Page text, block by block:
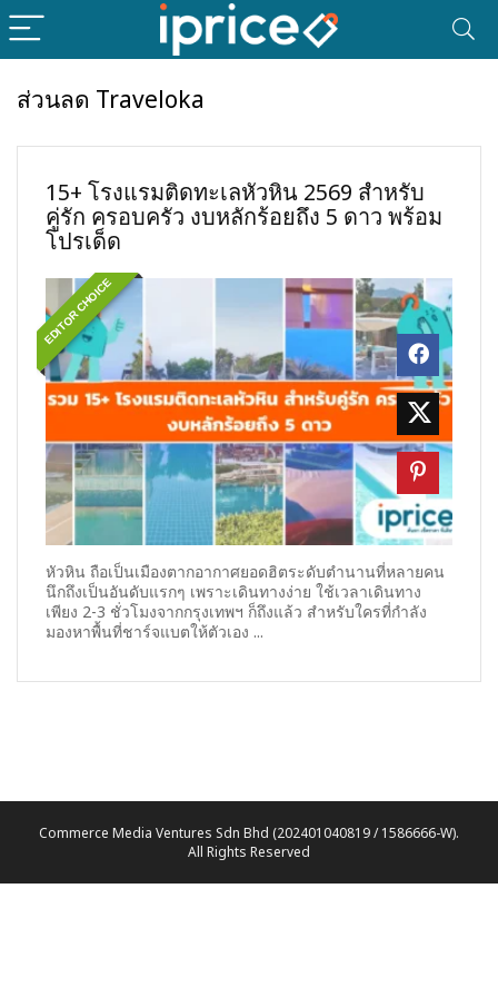
ส่วนลด Traveloka
15+ โรงแรมติดทะเลหัวหิน 2569 สำหรับ
คู่รัก ครอบครัว งบหลักร้อยถึง 5 ดาว พร้อม
โปรเด็ด
EDITOR CHOICE
หัวหิน ถือเป็นเมืองตากอากาศยอดฮิตระดับตำนานที่หลายคน
นึกถึงเป็นอันดับแรกๆ เพราะเดินทางง่าย ใช้เวลาเดินทาง
เพียง 2-3 ชั่วโมงจากกรุงเทพฯ ก็ถึงแล้ว สำหรับใครที่กำลัง
มองหาพื้นที่ชาร์จแบตให้ตัวเอง ...
Commerce Media Ventures Sdn Bhd (202401040819 / 1586666-W).
All Rights Reserved